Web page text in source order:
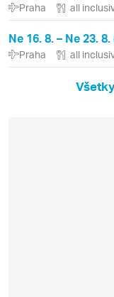
Praha all
Ne 16. 8. – Ne 23.
Praha all